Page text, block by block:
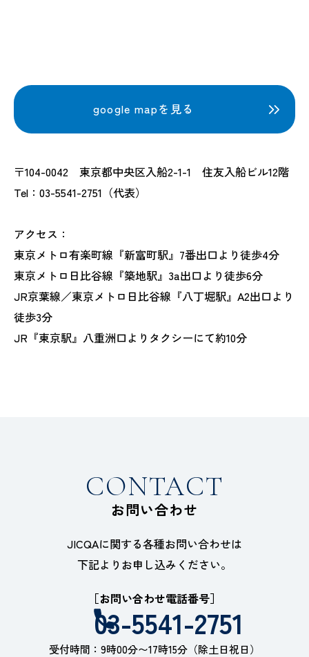
google mapを見る
〒104-0042 東京都中央区入船2-1-1 住友入船ビル12階
Tel：03-5541-2751（代表）
アクセス：
東京メトロ有楽町線『新富町駅』7番出口より徒歩4分
東京メトロ日比谷線『築地駅』3a出口より徒歩6分
JR京葉線／東京メトロ日比谷線『八丁堀駅』A2出口より
徒歩3分
JR『東京駅』八重洲口よりタクシーにて約10分
CONTACT
お問い合わせ
JICQAに関する各種お問い合わせは
下記よりお申し込みください。
［お問い合わせ電話番号］
03-5541-2751
受付時間：9時00分〜17時15分（除土日祝日）